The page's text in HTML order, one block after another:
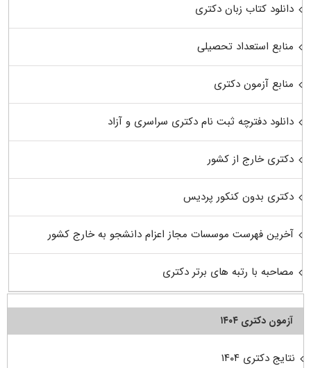
دانلود کتاب زبان دکتری
منابع استعداد تحصیلی
منابع آزمون دکتری
دانلود دفترچه ثبت نام دکتری سراسری و آزاد
دکتری خارج از کشور
دکتری بدون کنکور پردیس
آخرین فهرست موسسات مجاز اعزام دانشجو به خارج کشور
مصاحبه با رتبه های برتر دکتری
آزمون دکتری ۱۴۰۴
نتایج دکتری ۱۴۰۴